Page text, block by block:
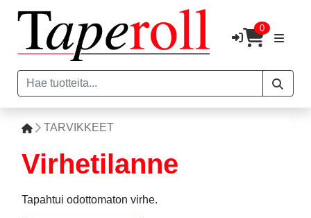
0
TARVIKKEET
Virhetilanne
Tapahtui odottomaton virhe.